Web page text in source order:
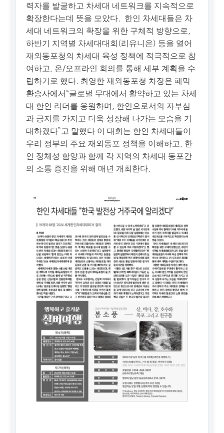
력자를 발굴하고 차세대 네트워크를 지속적으로
확장한다는데 뜻을 모았다. 한인 차세대들은 차
세대 네트워크의 확장을 위한 구체적 방향으로,
하반기 지역별 차세대대회(리유니온) 등을 열어
재외동포청의 차세대 육성 정책에 적극적으로 참
여하고, 온/오프라인 회의를 통해 세부 계획을 수
립하기로 했다. 최영한 재외동포청 차장은 폐막
환송사에서“글로벌 무대에서 활약하고 있는 차세
대 한인 리더를 응원하며, 한인으로서의 자부심
과 긍지를 가지고 더욱 성장해 나가는 모습을 기
대하겠다”고 말했다 이 대회는 한인 차세대들이
우리 정부의 주요 재외동포 정책을 이해하고, 한
인 정체성 함양과 함께 각 지역의 차세대 동포간
의 소통 증진을 위해 매년 개최한다.